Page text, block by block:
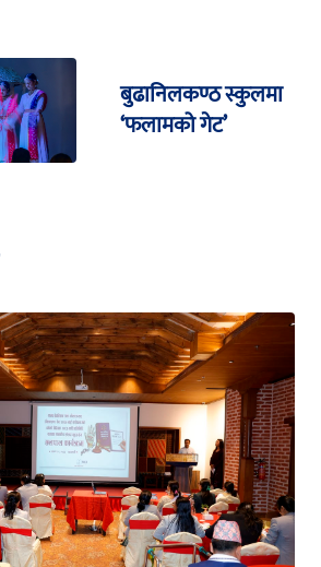
बुढानिलकण्ठ स्कुलमा
‘फलामको गेट’